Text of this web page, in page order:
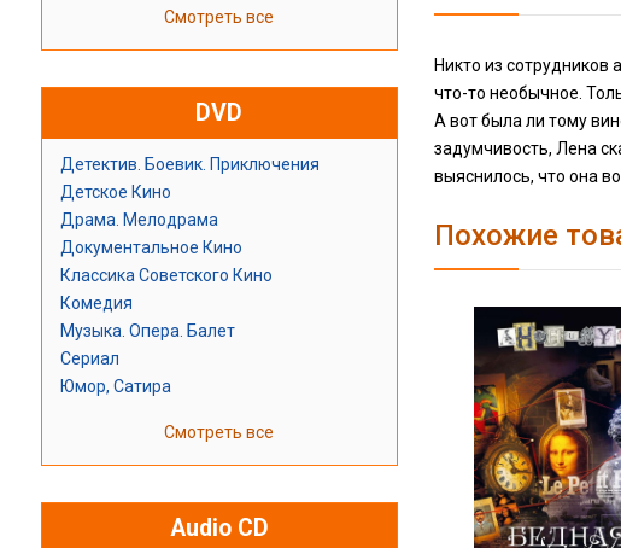
Смотреть все
DVD
Детектив. Боевик. Приключения
Детское Кино
Драма. Мелодрама
Документальное Кино
Классика Советского Кино
Комедия
Музыка. Опера. Балет
Сериал
Юмор, Сатира
Смотреть все
Audio CD
Никто из
что-то необычное.
А вот была ли тому
задумчивость, Лена
выяснилось, что она
Похожие